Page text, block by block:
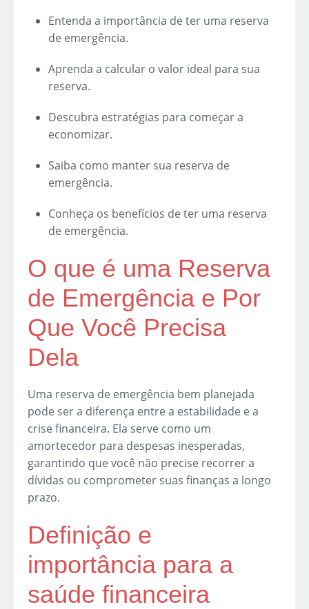
Entenda a importância de ter uma reserva
de emergência.
Aprenda a calcular o valor ideal para sua
reserva.
Descubra estratégias para começar a
economizar.
Saiba como manter sua reserva de
emergência.
Conheça os benefícios de ter uma reserva
de emergência.
O que é uma Reserva
de Emergência e Por
Que Você Precisa
Dela
Uma reserva de emergência bem planejada
pode ser a diferença entre a estabilidade e a
crise financeira. Ela serve como um
amortecedor para despesas inesperadas,
garantindo que você não precise recorrer a
dívidas ou comprometer suas finanças a longo
prazo.
Definição e
importância para a
saúde financeira